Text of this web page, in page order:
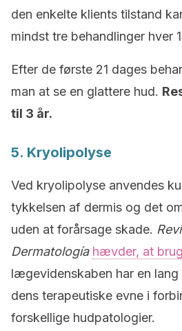
den enkelte klients tilstand
mindst tre behandlinger hver
Efter de første 21 dages
man at se en glattere hud.
til 3 år.
5. Kryolipolyse
Ved kryolipolyse anvendes
tykkelsen af dermis og det
uden at forårsage skade.
Dermatología hævder, at
lægevidenskaben har en
dens terapeutiske evne i
forskellige hudpatologier.